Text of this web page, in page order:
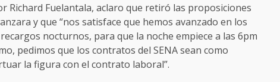
Richard Fuelantala, aclaro que retiró las proposiciones
y que “nos satisface que hemos avanzado en los
nocturnos, para que la noche empiece a las 6pm
pedimos que los contratos del SENA sean como
la figura con el contrato laboral”.